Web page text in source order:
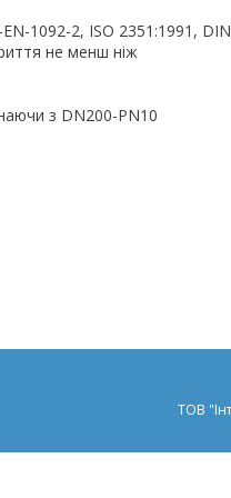
1092-2, ISO 2351:1991,
не менш ніж
з DN200-PN10